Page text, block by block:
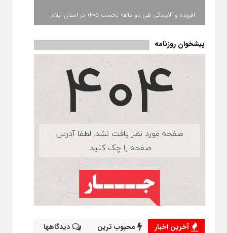
افزوده و آلایندگی طی دو ماهه نخست ۱۴۰۵ در استان ایلام
پیشخوان روزنامه
آخرین اخبار محبوب ترین دیدگاهها